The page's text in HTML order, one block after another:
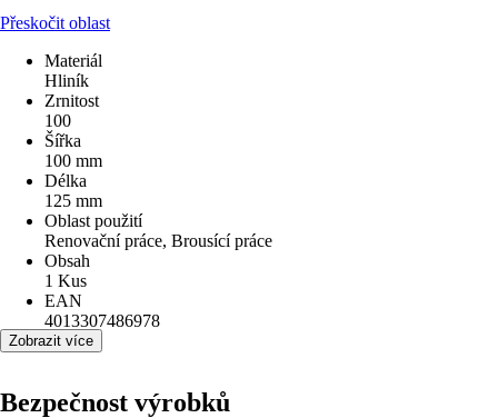
Přeskočit oblast
Materiál
Hliník
Zrnitost
100
Šířka
100 mm
Délka
125 mm
Oblast použití
Renovační práce, Brousící práce
Obsah
1 Kus
EAN
4013307486978
Zobrazit více
Bezpečnost výrobků